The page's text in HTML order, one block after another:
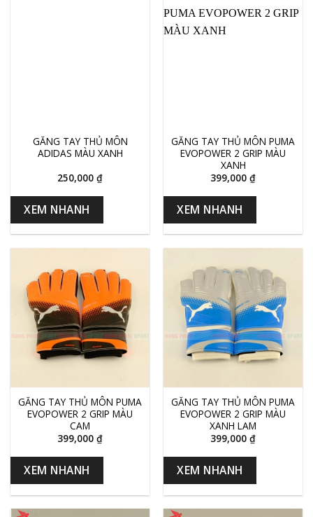
GĂNG TAY THỦ MÔN
ADIDAS MÀU XANH
250,000 ₫
XEM NHANH
GĂNG TAY THỦ MÔN PUMA
EVOPOWER 2 GRIP MÀU
XANH
399,000 ₫
XEM NHANH
GĂNG TAY THỦ MÔN PUMA
EVOPOWER 2 GRIP MÀU
CAM
399,000 ₫
XEM NHANH
GĂNG TAY THỦ MÔN PUMA
EVOPOWER 2 GRIP MÀU
XANH LAM
399,000 ₫
XEM NHANH